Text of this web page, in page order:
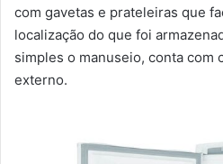
com gavetas e prateleiras que
localização do que foi
simples o manuseio, conta com
externo.